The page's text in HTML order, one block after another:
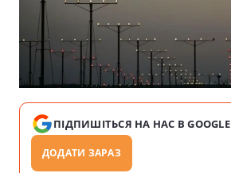
ПІДПИШІТЬСЯ НА НАС В GOOGLE
ДОДАТИ ЗАРАЗ